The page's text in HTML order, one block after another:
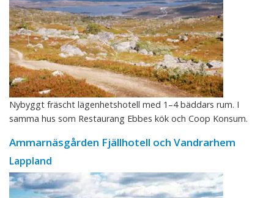
Nybyggt fräscht lägenhetshotell med 1–4 bäddars rum. I
samma hus som Restaurang Ebbes kök och Coop Konsum.
Ammarnäsgården Fjällhotell och Vandrarhem
Lappland